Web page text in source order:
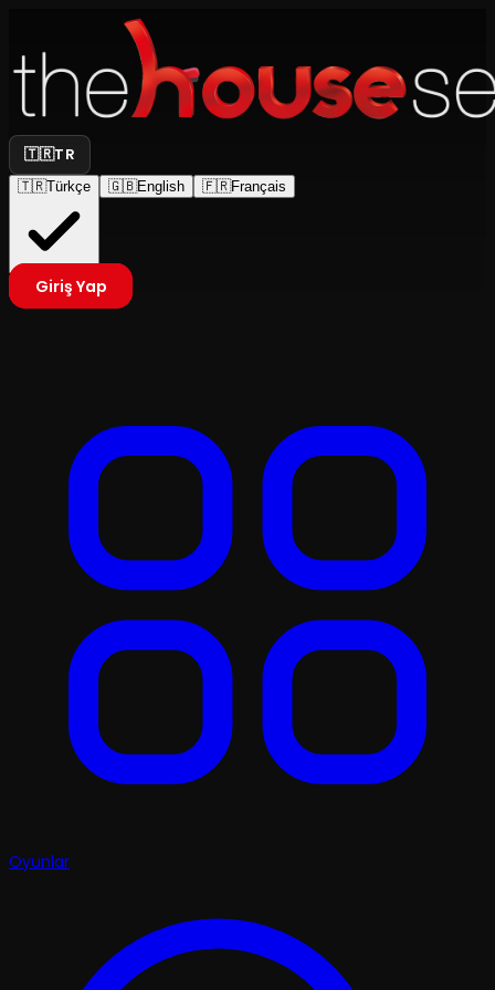
🇹🇷TR
🇹🇷Türkçe 🇬🇧English 🇫🇷Français
Giriş Yap
Oyunlar